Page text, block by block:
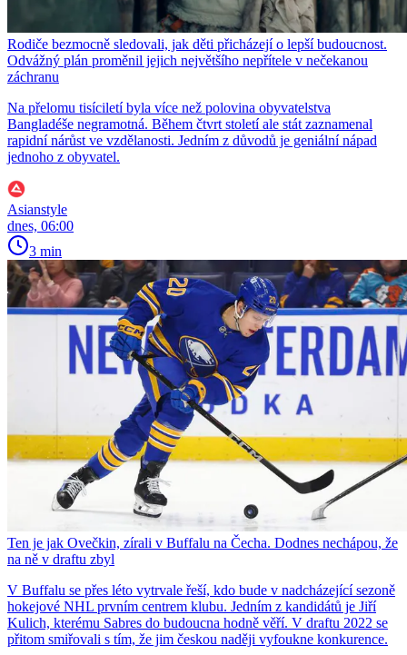
Rodiče bezmocně sledovali, jak děti přicházejí o lepší budoucnost.
Odvážný plán proměnil jejich největšího nepřítele v nečekanou
záchranu
Na přelomu tisíciletí byla více než polovina obyvatelstva
Bangladéše negramotná. Během čtvrt století ale stát zaznamenal
rapidní nárůst ve vzdělanosti. Jedním z důvodů je geniální nápad
jednoho z obyvatel.
Asianstyle
dnes, 06:00
3 min
Ten je jak Ovečkin, zírali v Buffalu na Čecha. Dodnes nechápou, že
na ně v draftu zbyl
V Buffalu se přes léto vytrvale řeší, kdo bude v nadcházející sezoně
hokejové NHL prvním centrem klubu. Jedním z kandidátů je Jiří
Kulich, kterému Sabres do budoucna hodně věří. V draftu 2022 se
přitom smiřovali s tím, že jim českou naději vyfoukne konkurence.